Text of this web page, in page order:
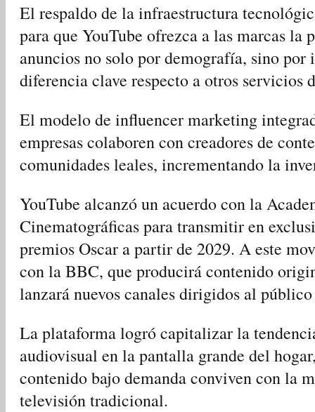
El respaldo de la infraestructura
para que YouTube ofrezca a las marcas la
anuncios no solo por demografía, sino por
diferencia clave respecto a otros servicios
El modelo de influencer marketing
empresas colaboren con creadores de
comunidades leales, incrementando la
YouTube alcanzó un acuerdo con la
Cinematográficas para transmitir en
premios Oscar a partir de 2029. A este
con la BBC, que producirá contenido
lanzará nuevos canales dirigidos al
La plataforma logró capitalizar la
audiovisual en la pantalla grande del
contenido bajo demanda conviven con la
televisión tradicional.